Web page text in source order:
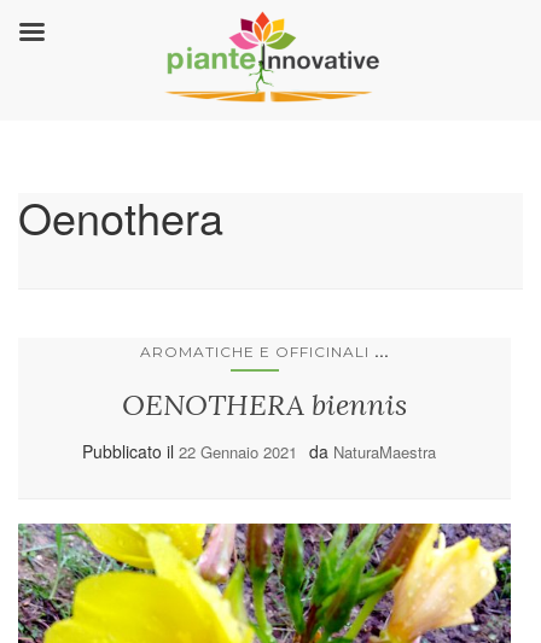
Oenothera
AROMATICHE E OFFICINALI ...
OENOTHERA biennis
Pubblicato il 22 Gennaio 2021 da NaturaMaestra